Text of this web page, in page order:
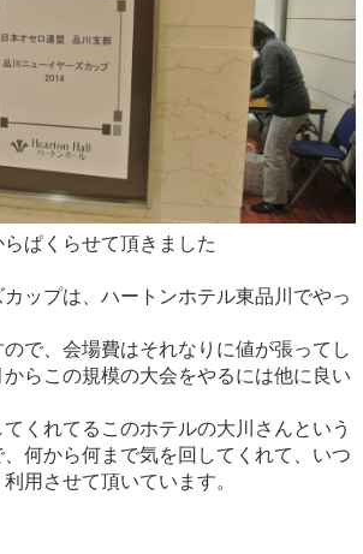
らぱくらせて頂きました
ップは、ハートンホテル東品川でやっ
で、会場費はそれなりに値が張ってし
らこの規模の大会をやるには他に良い
くれてるこのホテルの大川さんという
、何から何まで気を回してくれて、いつ
用させて頂いています。